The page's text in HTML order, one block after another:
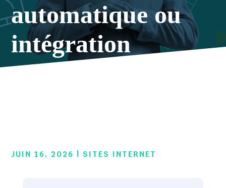
automatique ou
intégration
assistée. Deux
JUIN 16, 2026 SITES INTERNET